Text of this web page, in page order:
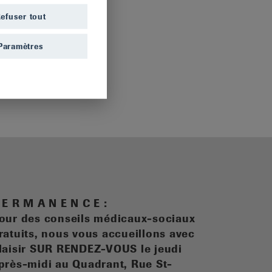
E R M A N E N C E :
des conseils médicaux-sociaux
nous vous accueillons avec
SUR RENDEZ-VOUS le jeudi
midi au Quadrant, Rue St-
tout